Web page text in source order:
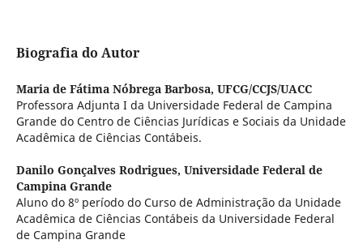
Biografia do Autor
Maria de Fátima Nóbrega Barbosa, UFCG/CCJS/UACC
Professora Adjunta I da Universidade Federal de Campina
Grande do Centro de Ciências Jurídicas e Sociais da Unidade
Acadêmica de Ciências Contábeis.
Danilo Gonçalves Rodrigues, Universidade Federal de
Campina Grande
Aluno do 8º período do Curso de Administração da Unidade
Acadêmica de Ciências Contábeis da Universidade Federal
de Campina Grande